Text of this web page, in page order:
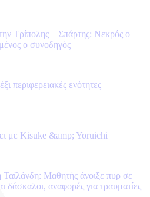
Τρίπολης – Σπάρτης: Νεκρός ο
ο συνοδηγός
περιφερειακές ενότητες –
με Kisuke &amp; Yoruichi
Ταϊλάνδη: Μαθητής άνοιξε πυρ σε
δάσκαλοι, αναφορές για τραυματίες